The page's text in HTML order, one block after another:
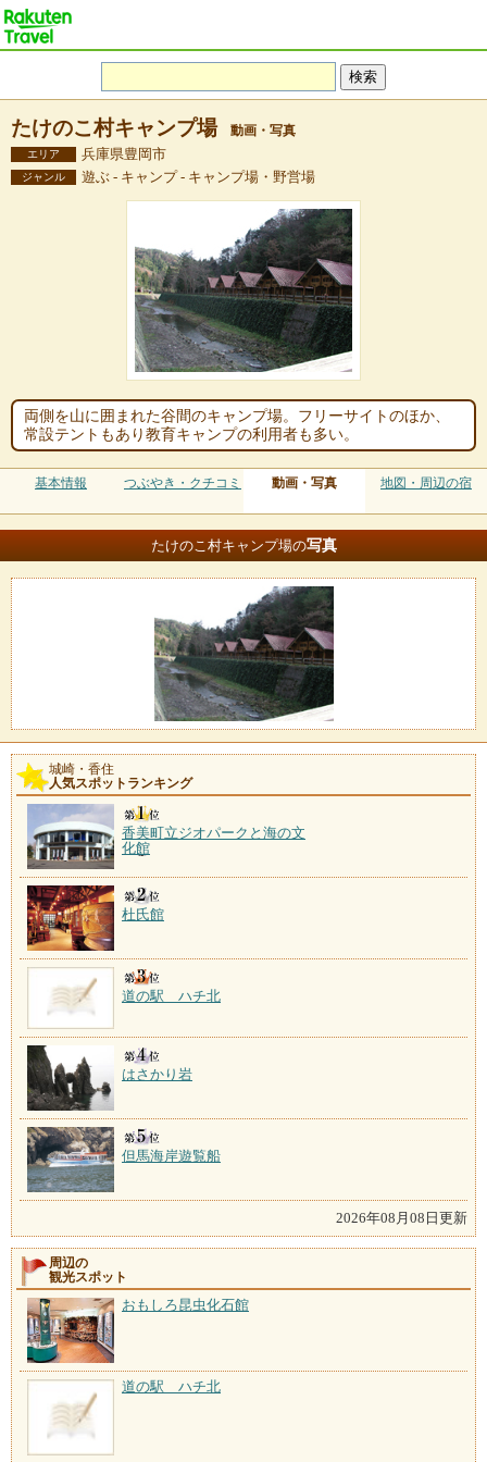
たけのこ村キャンプ場 動画・写真
エリア 兵庫県豊岡市
ジャンル 遊ぶ - キャンプ - キャンプ場・野営場
両側を山に囲まれた谷間のキャンプ場。フリーサイトのほか、
常設テントもあり教育キャンプの利用者も多い。
基本情報 つぶやき・クチコミ 動画・写真 地図・周辺の宿
たけのこ村キャンプ場の写真
城崎・香住
人気スポットランキング
香美町立ジオパークと海の文
化館
杜氏館
道の駅 ハチ北
はさかり岩
但馬海岸遊覧船
2026年08月08日更新
周辺の
観光スポット
おもしろ昆虫化石館
道の駅 ハチ北